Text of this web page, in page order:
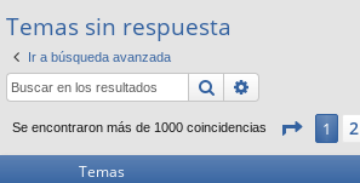
pi
do
s
Temas sin respuesta
Ir a búsqueda avanzada
Buscar
Se encontraron más de 1000 coincidencias Página
1 2
Temas